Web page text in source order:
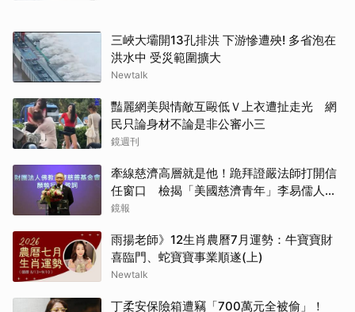
三峽大壩開13孔排洪 下游慘遭殃! 多省泡在
洪水中 受災範圍擴大
Newtalk
豔麗網美與情敵互毆低Ｖ上衣遭扯走光 網
民只論身材不論是非公審小三
鏡週刊
牽線慈濟高層就是他！跪拜證嚴法師打開信
任窗口 檢揭「美國慈濟青年」李易儒人脈
網絡
鏡報
雨揚老師》12生肖農曆7月運勢：牛寶寶財
喜臨門、蛇寶寶事業順遂(上)
Newtalk
丁柔安保險箱遭竊「700萬元全被偷」！